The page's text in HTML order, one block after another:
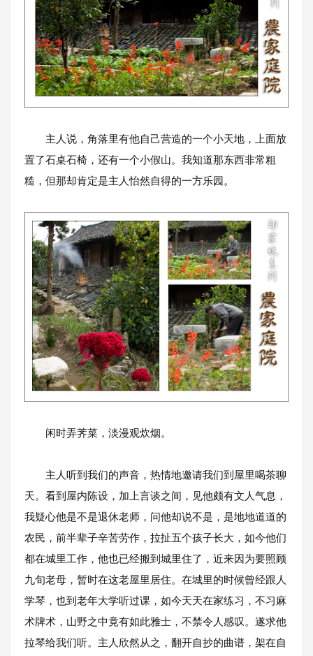
主人说，角落里有他自己营造的一个小天地，上面放
置了石桌石椅，还有一个小假山。我知道那东西非常粗
糙，但那却肯定是主人怡然自得的一方乐园。
闲时弄荠菜，淡漫观炊烟。
主人听到我们的声音，热情地邀请我们到屋里喝茶聊
天。看到屋内陈设，加上言谈之间，见他颇有文人气息，
我疑心他是不是退休老师，问他却说不是，是地地道道的
农民，前半辈子辛苦劳作，拉扯五个孩子长大，如今他们
都在城里工作，他也已经搬到城里住了，近来因为要照顾
九旬老母，暂时在这老屋里居住。在城里的时候曾经跟人
学琴，也到老年大学听过课，如今天天在家练习，不习麻
术牌术，山野之中竟有如此雅士，不禁令人感叹。遂求他
拉琴给我们听。主人欣然从之，翻开自抄的曲谱，架在自